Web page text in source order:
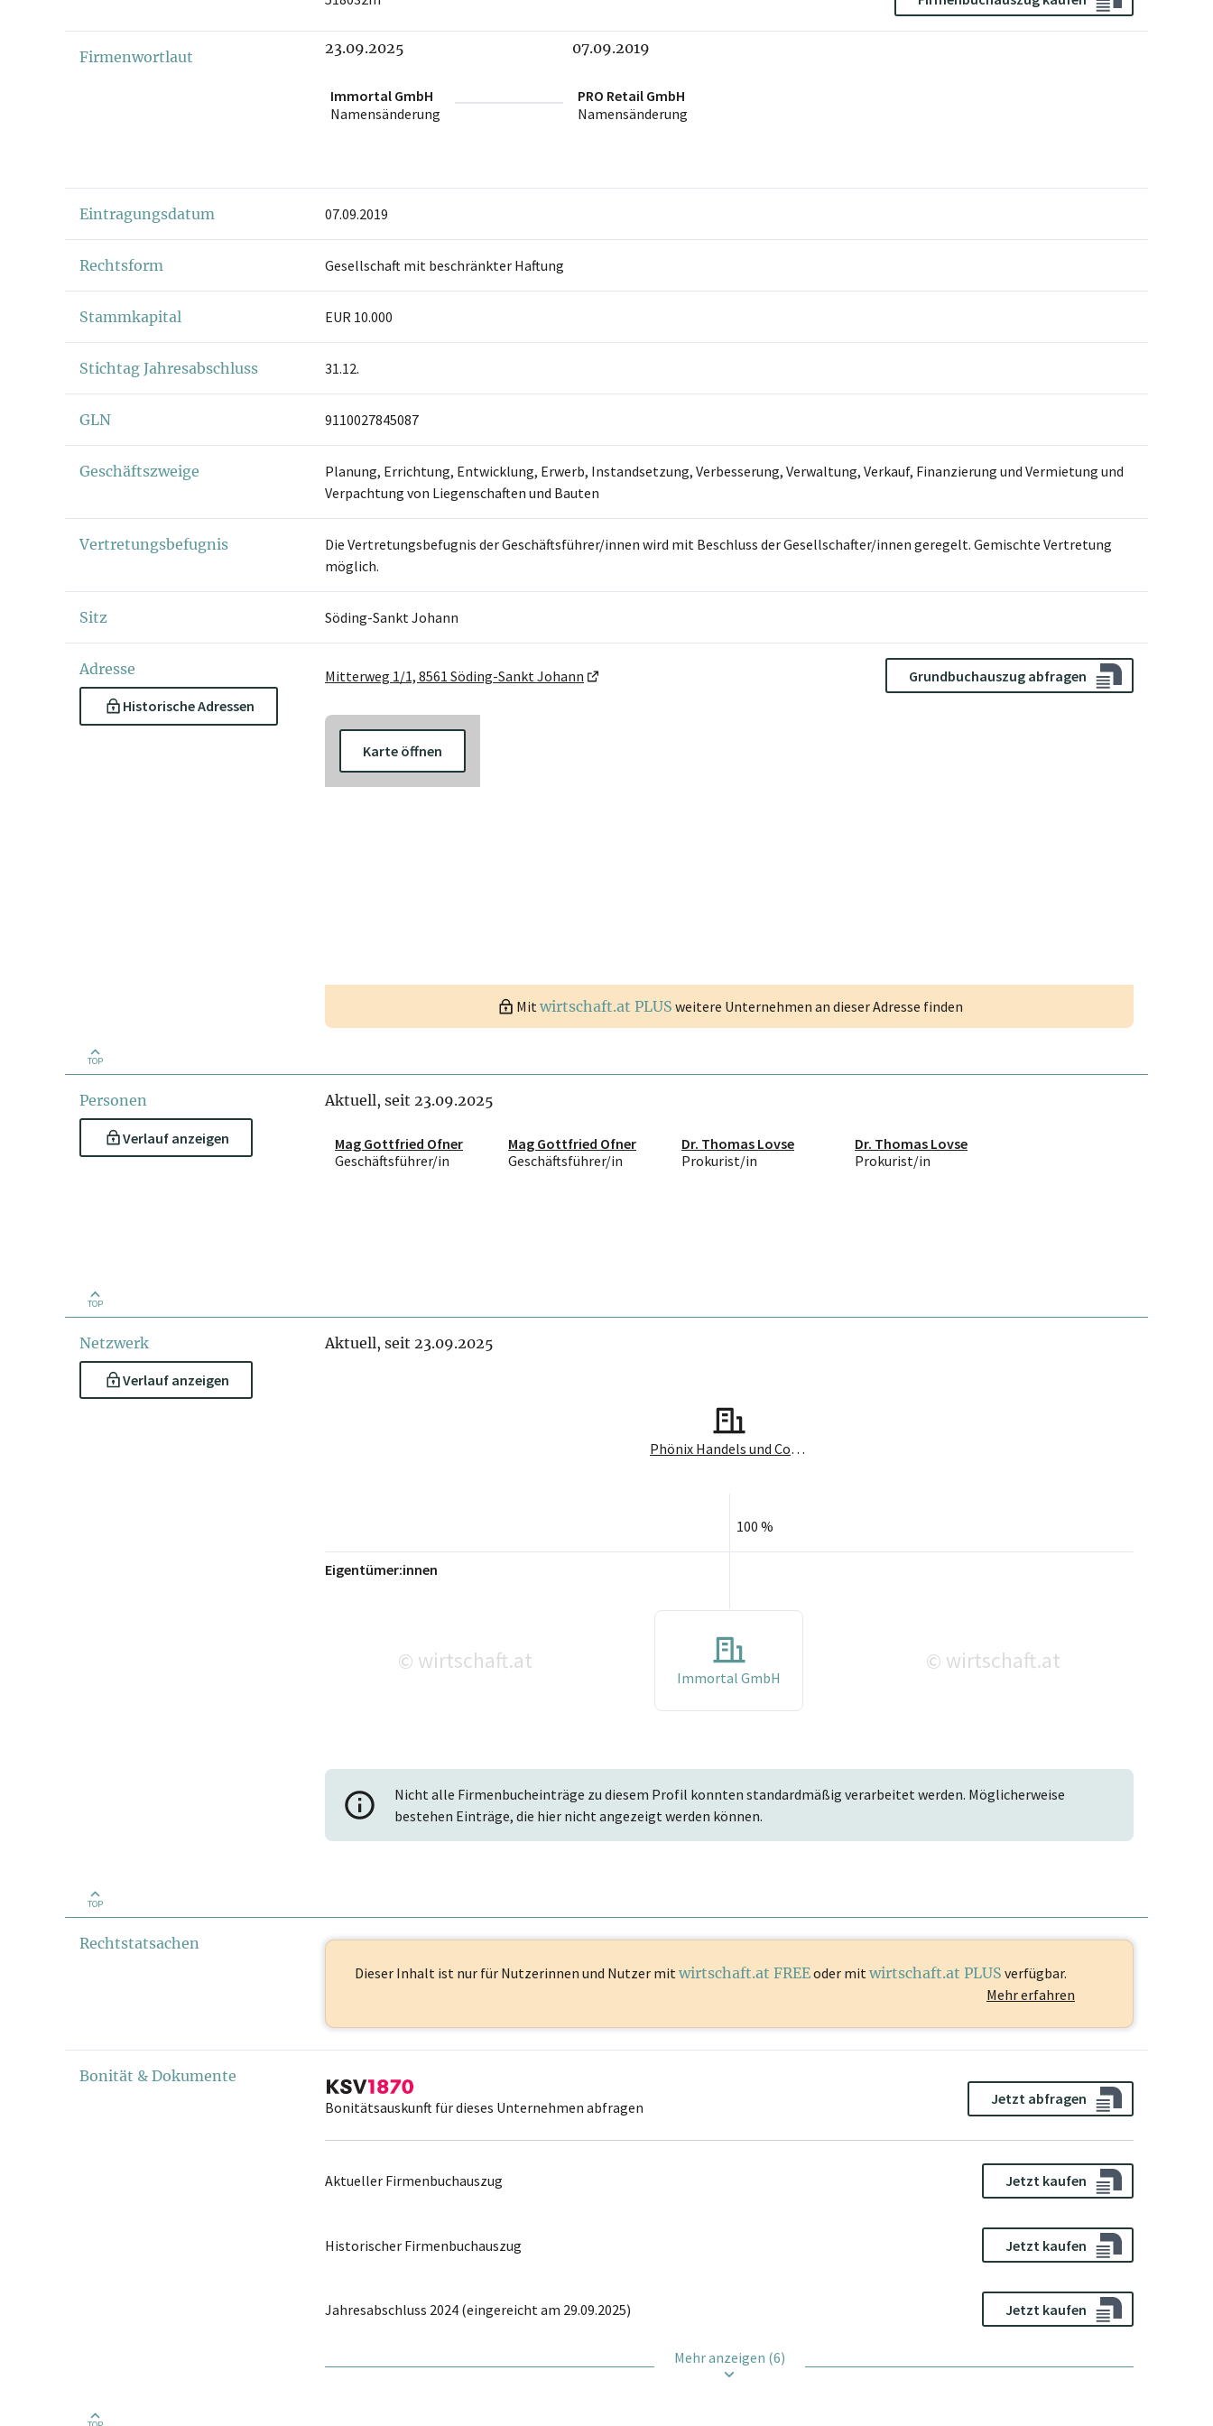
Firmenwortlaut 23.09.2025
Immortal GmbH
Namensänderung
07.09.2019
PRO Retail GmbH
Namensänderung
Eintragungsdatum 07.09.2019
Rechtsform Gesellschaft mit beschränkter Haftung
Stammkapital EUR 10.000
Stichtag Jahresabschluss 31.12.
GLN 9110027845087
Geschäftszweige
Planung, Errichtung, Entwicklung, Erwerb, Instandsetzung, Verbesserung, Verwaltung, Verkauf, Finanzierung und Vermietung und
Verpachtung von Liegenschaften und Bauten
Vertretungsbefugnis
Die Vertretungsbefugnis der Geschäftsführer/innen wird mit Beschluss der Gesellschafter/innen geregelt. Gemischte Vertretung
möglich.
Sitz Söding-Sankt Johann
Adresse
Historische Adressen
Mitterweg 1/1, 8561 Söding-Sankt Johann Grundbuchauszug abfragen
Karte öffnen
Mitwirtschaft.at PLUS weitere Unternehmen an dieser Adresse finden
TOP
Personen
Verlauf anzeigen
Aktuell, seit 23.09.2025
Mag Gottfried Ofner
Geschäftsführer/in
Mag Gottfried Ofner
Geschäftsführer/in
Dr. Thomas Lovse
Prokurist/in
Dr. Thomas Lovse
Prokurist/in
TOP
Netzwerk
Verlauf anzeigen
Aktuell, seit 23.09.2025
Phönix Handels und Consulting GmbH
100 %
Eigentümer:innen
© wirtschaft.at
Immortal GmbH
© wirtschaft.at
Nicht alle Firmenbucheinträge zu diesem Profil konnten standardmäßig verarbeitet werden. Möglicherweise
bestehen Einträge, die hier nicht angezeigt werden können.
TOP
Rechtstatsachen
Dieser Inhalt ist nur für Nutzerinnen und Nutzer mit wirtschaft.at FREEoder mit wirtschaft.at PLUS verfügbar.
Mehr erfahren
Bonität & Dokumente
Bonitätsauskunft für dieses Unternehmen abfragen
Jetzt abfragen
Aktueller Firmenbuchauszug Jetzt kaufen
Historischer Firmenbuchauszug Jetzt kaufen
Jahresabschluss 2024 (eingereicht am 29.09.2025) Jetzt kaufen
Mehr anzeigen (6)